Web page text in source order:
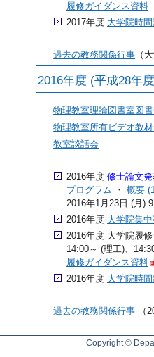
履修ガイダンス資料
2017年度 大学院時
過去の教務関係行事 （
2016年度 (平成28年
物理教室理論図書室図
物理教室所有ビデオ教
教室談話会
2016年度 修士論文
プログラム ・ 概要
2016年1月23日 (月
2016年度 大学院集
2016年度 大学院履
14:00～ (理工)、
履修ガイダンス資料
2016年度 大学院時
過去の教務関係行事 （
Copyright ©